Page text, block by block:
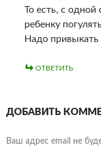
То есть, с одной
ребенку
Надо привыкать
ОТВЕТИТЬ
ДОБАВИТЬ
Ваш адрес email не